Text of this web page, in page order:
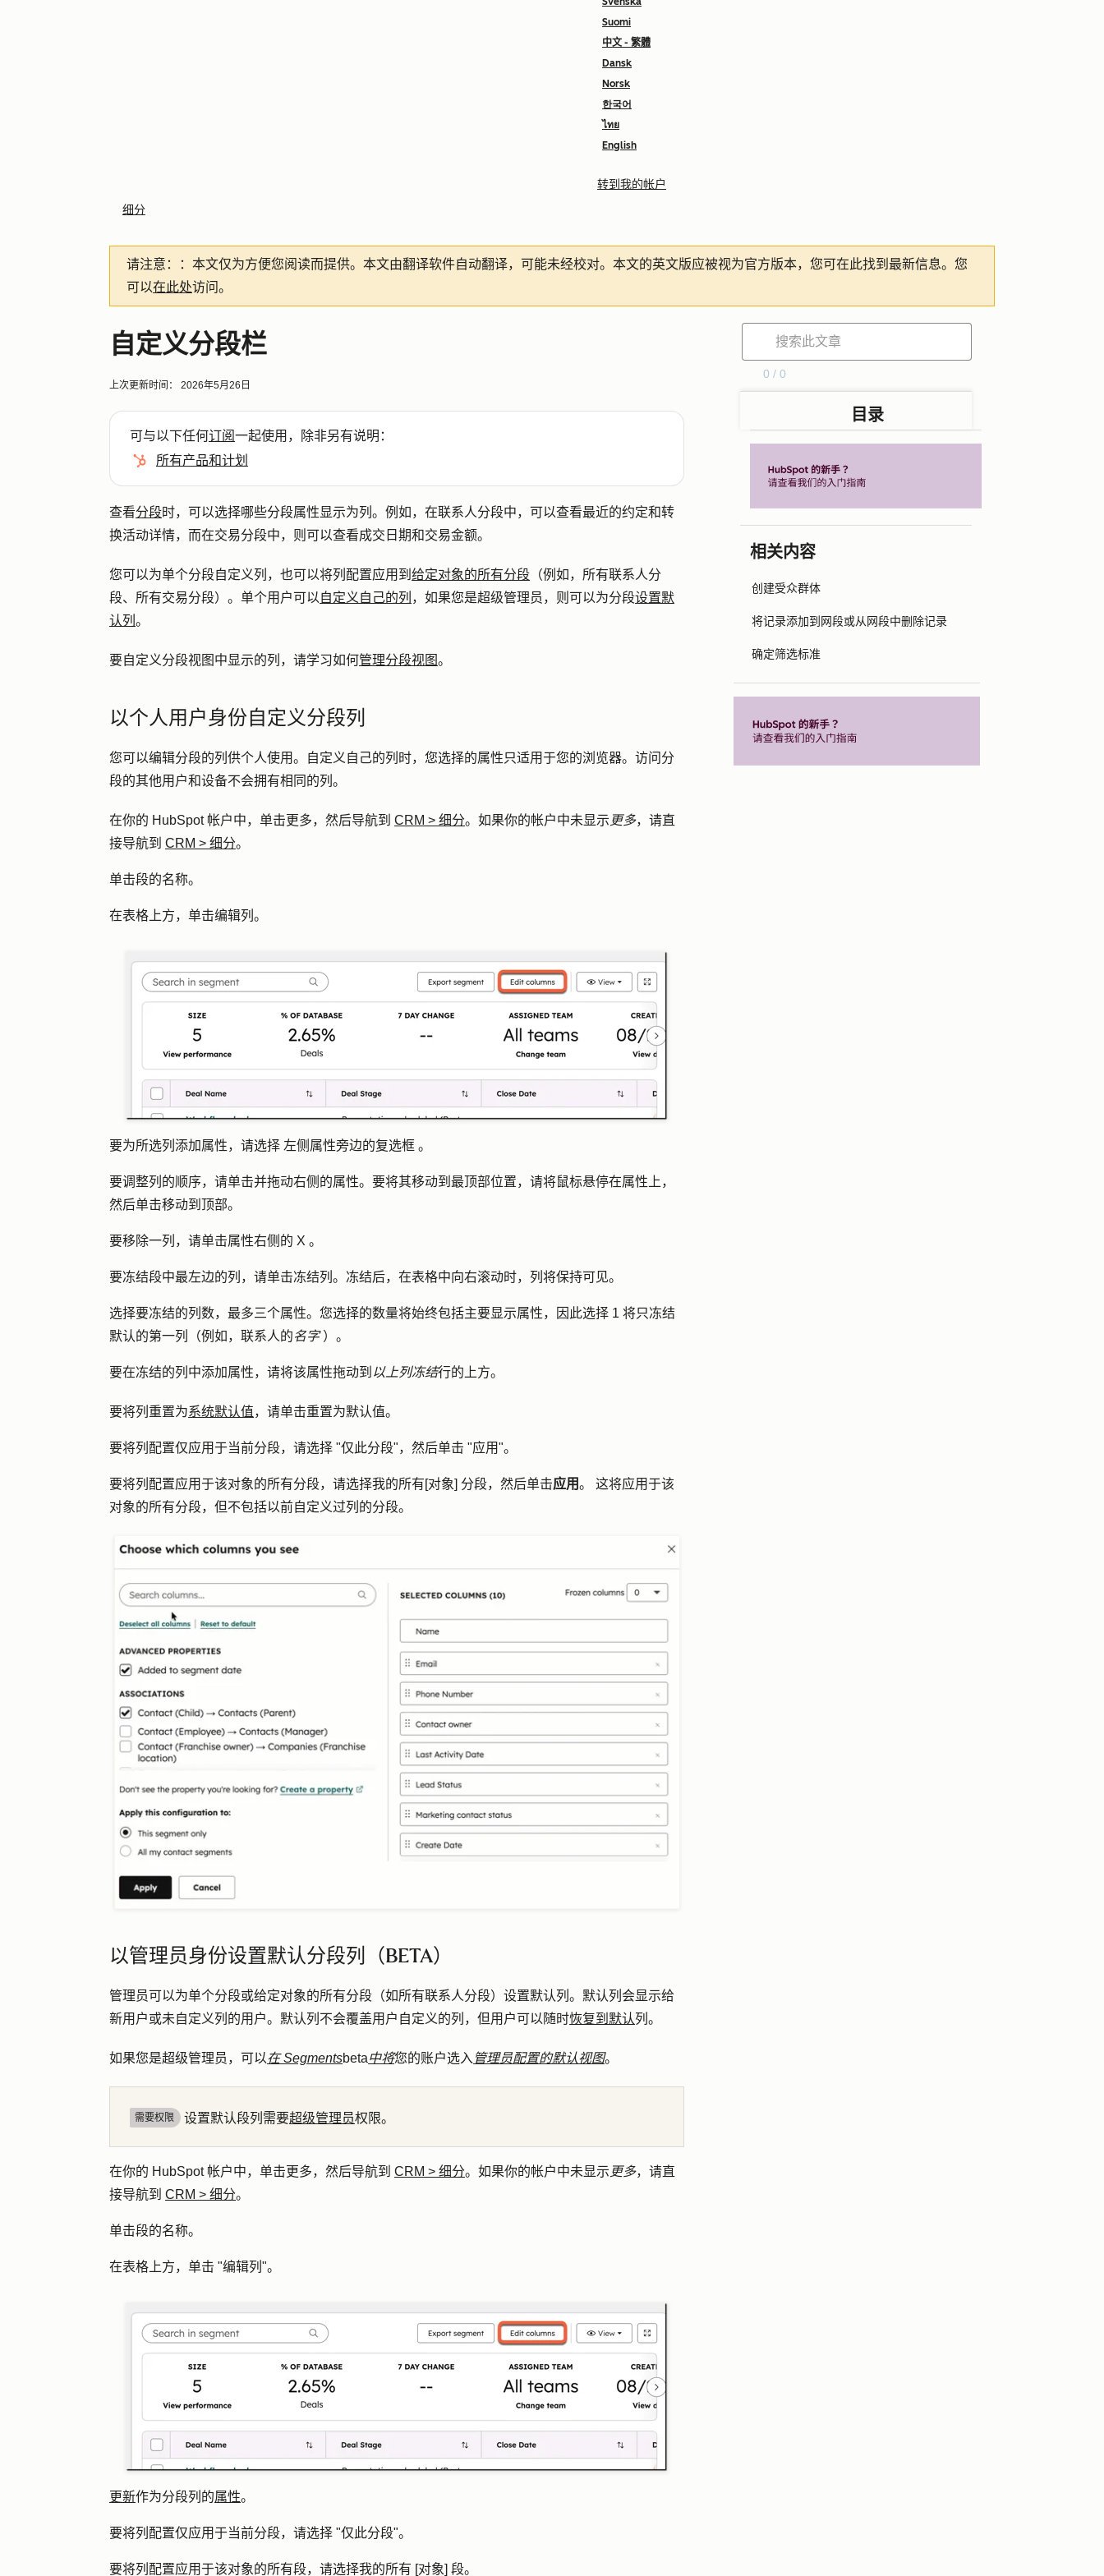
Suomi
中文 - 繁體
Dansk
Norsk
한국어
ไทย
English
转到我的帐户
细分
请注意： ：本文仅为方便您阅读而提供。 本文由翻译软件自动翻译，可能未经校对。本文的英文版应被视为官方版本，您可在此找到最新信息。您
可以在此处访问。
自定义分段栏
上次更新时间： 2026年5月26日
可与以下任何订阅一起使用，除非另有说明：
所有产品和计划
查看分段时，可以选择哪些分段属性显示为列。例如，在联系人分段中，可以查看最近的约定和转
换活动详情，而在交易分段中，则可以查看成交日期和交易金额。
您可以为单个分段自定义列，也可以将列配置应用到 给定对象的所有分段 （例如，所有联系人分
段、所有交易分段）。单个用户可以 自定义自己的列 ，如果您是超级管理员，则可以为分段设置默
认列 。
要自定义分段视图中显示的列，请学习如何管理分段视图。
以个人用户身份自定义分段列
您可以编辑分段的列供个人使用。自定义自己的列时，您选择的属性只适用于您的浏览器。访问分
段的其他用户和设备不会拥有相同的列。
在你的 HubSpot 帐户中，单击更多，然后导航到 CRM > 细分。如果你的帐户中未显示 更多，请直
接导航到 CRM > 细分。
单击段的名称。
在表格上方，单击编辑列 。
要为所选列添加属性，请选择 左侧属性旁边的复选框 。
要调整列的顺序，请单击并拖动右侧的属性。要将其移动到最顶部位置，请将鼠标悬停在属性上，
然后单击移动到顶部。
要移除一列，请单击属性右侧 的 X 。
要冻结段中最左边的列，请单击冻结列 。冻结后，在表格中向右滚动时，列将保持可见。
选择要冻结的列数，最多三个属性。您选择的数量将始终包括主要显示属性，因此选择 1 将只冻结
默认的第一列（例如，联系人的名字）。
要在冻结的列中添加属性，请将该属性拖动到 以上列冻结行的上方。
要将列重置为系统默认值，请单击重置为默认值。
要将列配置仅应用于当前分段，请选择 "仅此分段"，然后单击 "应用"。
要将列配置应用于该对象的所有分段，请选择我的所有[对象] 分段，然后单击应用。 这将应用于该
对象的所有分段，但不包括以前自定义过列的分段。
以管理员身份设置默认分段列（BETA）
管理员可以为单个分段或给定对象的所有分段（如所有联系人分段）设置默认列。默认列会显示给
新用户或未自定义列的用户。默认列不会覆盖用户自定义的列，但用户可以随时恢复到默认列。
如果您是超级管理员，可以在 Segmentsbeta中将您的账户选入 管理员配置的默认视图。
需要权限 设置默认段列需要超级管理员权限。
在你的 HubSpot 帐户中，单击更多，然后导航到 CRM > 细分。如果你的帐户中未显示 更多，请直
接导航到 CRM > 细分。
单击段的名称。
在表格上方，单击 "编辑列 "。
更新作为分段列的属性。
要将列配置仅应用于当前分段，请选择 "仅此分段"。
要将列配置应用于该对象的所有段，请选择我的所有 [对象] 段。
0 / 0
目录
相关内容
创建受众群体
将记录添加到网段或从网段中删除记录
确定筛选标准